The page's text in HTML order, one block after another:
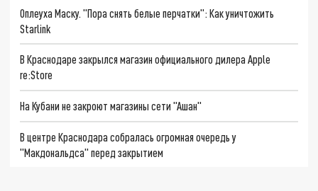
Оплеуха Маску. "Пора снять белые перчатки": Как уничтожить
Starlink
В Краснодаре закрылся магазин официального дилера Apple
re:Store
На Кубани не закроют магазины сети "Ашан"
В центре Краснодара собралась огромная очередь у
"Макдональдса" перед закрытием